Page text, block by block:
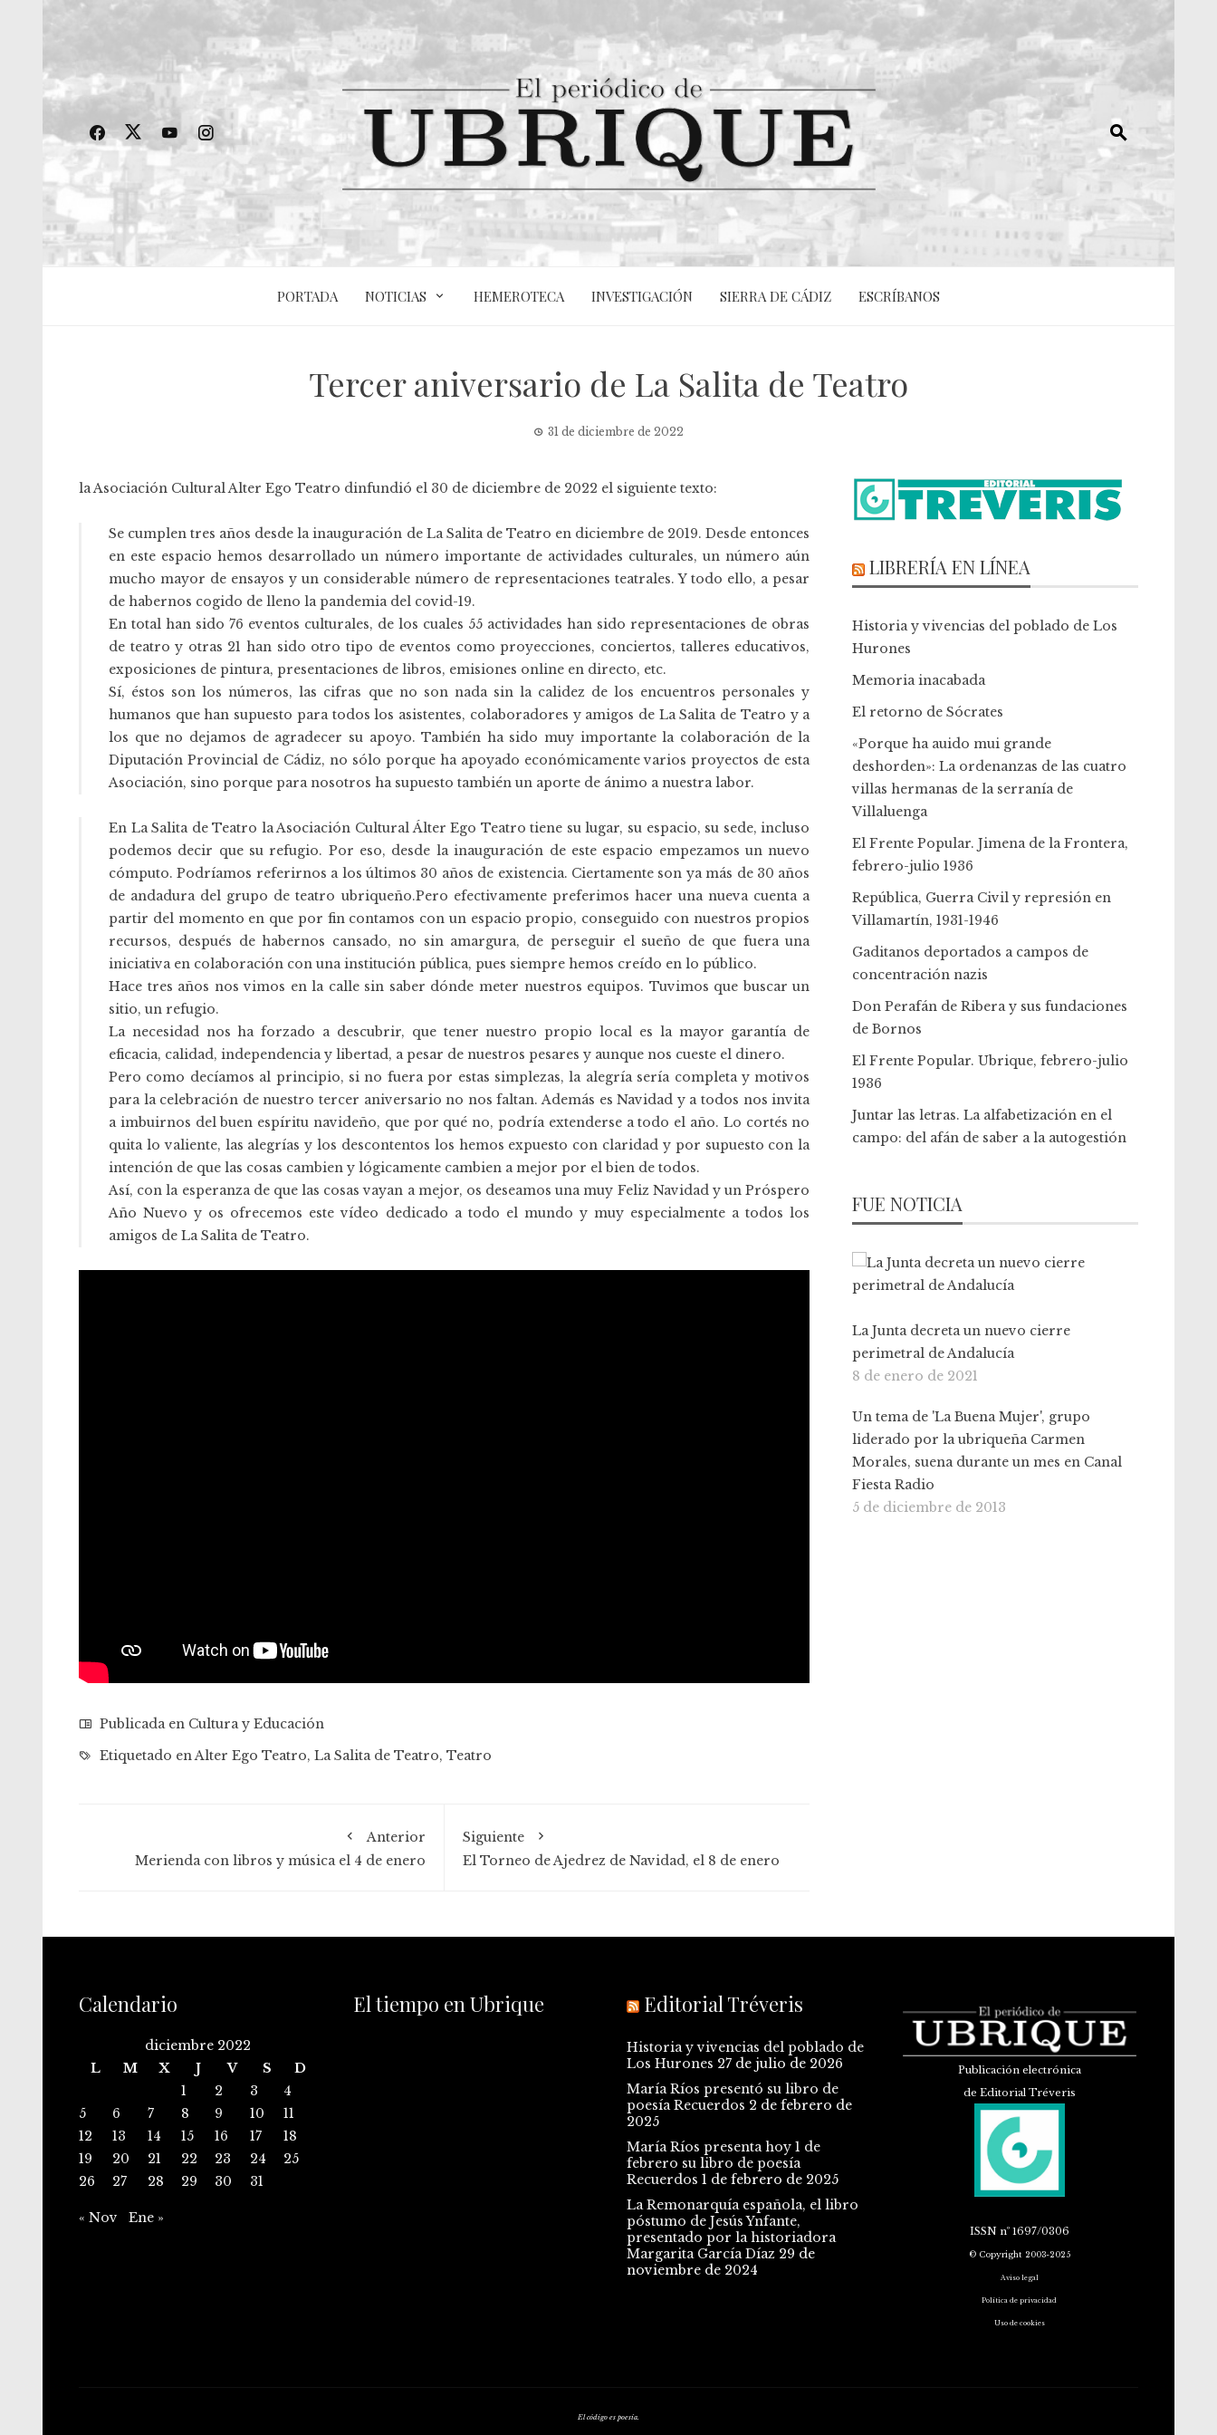
PORTADA NOTICIAS HEMEROTECA INVESTIGACIÓN SIERRA DE CÁDIZ ESCRÍBANOS
Tercer aniversario de La Salita de Teatro
31 de diciembre de 2022
la Asociación CulturalAlter Ego Teatro dinfundió el 30 de diciembre de 2022 el siguiente texto:
Se cumplen tres años desde la inauguración de La Salita de Teatro en diciembre de 2019. Desde entonces
en este espacio hemos desarrollado un número importante de actividades culturales, un número aún
mucho mayor de ensayos y un considerable número de representaciones teatrales. Y todo ello, a pesar
de habernos cogido de lleno la pandemia del covid-19.
En total han sido 76 eventos culturales, de los cuales 55 actividades han sido representaciones de obras
de teatro y otras 21 han sido otro tipo de eventos como proyecciones, conciertos, talleres educativos,
exposiciones de pintura, presentaciones de libros, emisiones online en directo, etc.
Sí, éstos son los números, las cifras que no son nada sin la calidez de los encuentros personales y
humanos que han supuesto para todos los asistentes, colaboradores y amigos de La Salita de Teatro y a
los que no dejamos de agradecer su apoyo. También ha sido muy importante la colaboración de la
Diputación Provincial de Cádiz, no sólo porque ha apoyado económicamente varios proyectos de esta
Asociación, sino porque para nosotros ha supuesto también un aporte de ánimo a nuestra labor.
En La Salita de Teatro la Asociación Cultural Álter Ego Teatro tiene su lugar, su espacio, su sede, incluso
podemos decir que su refugio. Por eso, desde la inauguración de este espacio empezamos un nuevo
cómputo. Podríamos referirnos a los últimos 30 años de existencia. Ciertamente son ya más de 30 años
de andadura del grupo de teatro ubriqueño.Pero efectivamente preferimos hacer una nueva cuenta a
partir del momento en que por fin contamos con un espacio propio, conseguido con nuestros propios
recursos, después de habernos cansado, no sin amargura, de perseguir el sueño de que fuera una
iniciativa en colaboración con una institución pública, pues siempre hemos creído en lo público.
Hace tres años nos vimos en la calle sin saber dónde meter nuestros equipos. Tuvimos que buscar un
sitio, un refugio.
La necesidad nos ha forzado a descubrir, que tener nuestro propio local es la mayor garantía de
eficacia, calidad, independencia y libertad, a pesar de nuestros pesares y aunque nos cueste el dinero.
Pero como decíamos al principio, si no fuera por estas simplezas, la alegría sería completa y motivos
para la celebración de nuestro tercer aniversario no nos faltan. Además es Navidad y a todos nos invita
a imbuirnos del buen espíritu navideño, que por qué no, podría extenderse a todo el año. Lo cortés no
quita lo valiente, las alegrías y los descontentos los hemos expuesto con claridad y por supuesto con la
intención de que las cosas cambien y lógicamente cambien a mejor por el bien de todos.
Así, con la esperanza de que las cosas vayan a mejor, os deseamos una muy Feliz Navidad y un Próspero
Año Nuevo y os ofrecemos este vídeo dedicado a todo el mundo y muy especialmente a todos los
amigos de La Salita de Teatro.
Publicada en Cultura y Educación
Etiquetado enAlter Ego Teatro, La Salita de Teatro, Teatro
Anterior
Merienda con libros y música el 4 de enero
Siguiente
El Torneo de Ajedrez de Navidad, el 8 de enero
LIBRERÍA EN LÍNEA
Historia y vivencias del poblado de Los
Hurones
Memoria inacabada
El retorno de Sócrates
«Porque ha auido mui grande
deshorden»: La ordenanzas de las cuatro
villas hermanas de la serranía de
Villaluenga
El Frente Popular. Jimena de la Frontera,
febrero-julio 1936
República, Guerra Civil y represión en
Villamartín, 1931-1946
Gaditanos deportados a campos de
concentración nazis
Don Perafán de Ribera y sus fundaciones
de Bornos
El Frente Popular. Ubrique, febrero-julio
1936
Juntar las letras. La alfabetización en el
campo: del afán de saber a la autogestión
FUE NOTICIA
La Junta decreta un nuevo cierre
perimetral de Andalucía
8 de enero de 2021
Un tema de 'La Buena Mujer', grupo
liderado por la ubriqueña Carmen
Morales, suena durante un mes en Canal
Fiesta Radio
5 de diciembre de 2013
Calendario
diciembre 2022
L
M X J V S
D
1
2 3
4
5
6 7 8 9 10
11
12
13 14 15 16 17
18
19
20 21 22 23 24
25
26
27 28 29 30 31
« Nov Ene »
El tiempo en Ubrique Editorial Tréveris
Historia y vivencias del poblado de
Los Hurones 27 de julio de 2026
María Ríos presentó su libro de
poesía Recuerdos 2 de febrero de
2025
María Ríos presenta hoy 1 de
febrero su libro de poesía
Recuerdos 1 de febrero de 2025
La Remonarquía española, el libro
póstumo de Jesús Ynfante,
presentado por la historiadora
Margarita García Díaz 29 de
noviembre de 2024
Publicación electrónica
de Editorial Tréveris
ISSNnº 1697/0306
© Copyright 2003-2025
Aviso legal
Política de privacidad
Uso de cookies
El código es poesía.